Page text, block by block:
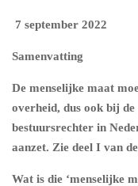
7 september 2022
Samenvatting
De menselijke maat
overheid, dus ook bij
bestuursrechter in
aanzet. Zie deel I van
Wat is die ‘menselijke